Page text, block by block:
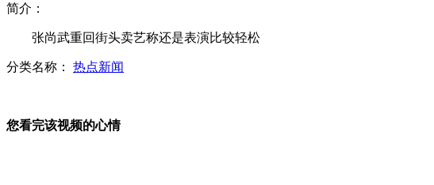
男子不慎手“卡”机器 紧急施救
简介：
张尚武重回街头卖艺称还是表演比较轻松
分类名称： 热点新闻
您看完该视频的心情